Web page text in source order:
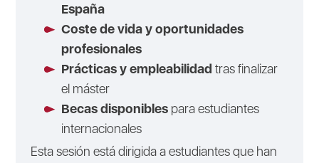
España
Coste de vida y oportunidades
profesionales
Prácticas y empleabilidad tras finalizar
el máster
Becas disponiblespara estudiantes
internacionales
Esta sesión está dirigida a estudiantes que han